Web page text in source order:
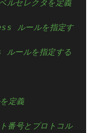
セレクタを定義
ルールを指定す
ールを指定する
定義
番号とプロトコル